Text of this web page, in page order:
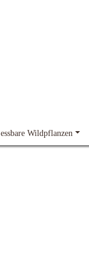
essbare Wildpflanzen